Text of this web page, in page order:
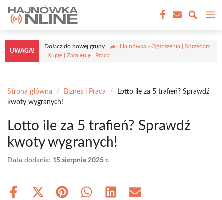
Przejdź
treści
UWAGA!
Dołącz do nowej grupy
Hajnówka - Ogłoszenia | Sprzedam
| Kupię | Zamienię | Praca
Strona główna / Biznes i Praca /
Lotto ile za 5 trafień? Sprawdź
kwoty wygranych!
Lotto ile za 5 trafień? Sprawdź
kwoty wygranych!
Data dodania: 15 sierpnia 2025 r.
Share
Share Share Share Share Share